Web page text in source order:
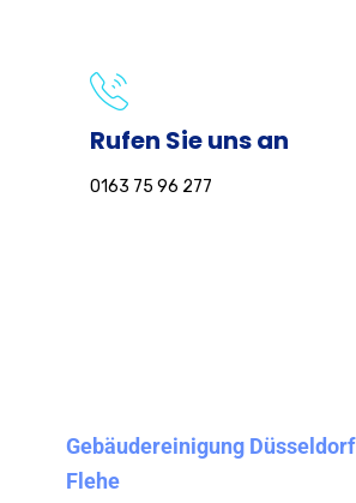
Rufen Sie uns an
0163 75 96 277
Gebäudereinigung Düsseldorf
Flehe